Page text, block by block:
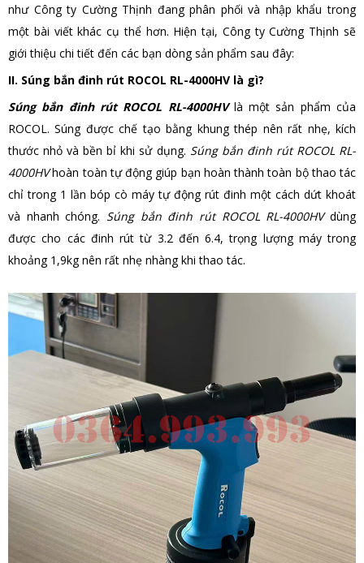
như Công ty Cường Thịnh đang phân phối và nhập khẩu trong
một bài viết khác cụ thể hơn. Hiện tại, Công ty Cường Thịnh sẽ
giới thiệu chi tiết đến các bạn dòng sản phẩm sau đây:
II. Súng bắn đinh rút ROCOL RL-4000HV là gì?
Súng bắn đinh rút ROCOL RL-4000HVlà một sản phẩm của
ROCOL. Súng được chế tạo bằng khung thép nên rất nhẹ, kích
thước nhỏ và bền bỉ khi sử dụng. Súng bắn đinh rút ROCOL RL-
4000HVhoàn toàn tự động giúp bạn hoàn thành toàn bộ thao tác
chỉ trong 1 lần bóp cò máy tự động rút đinh một cách dứt khoát
và nhanh chóng. Súng bắn đinh rút ROCOL RL-4000HVdùng
được cho các đinh rút từ 3.2 đến 6.4, trọng lượng máy trong
khoảng 1,9kg nên rất nhẹ nhàng khi thao tác.